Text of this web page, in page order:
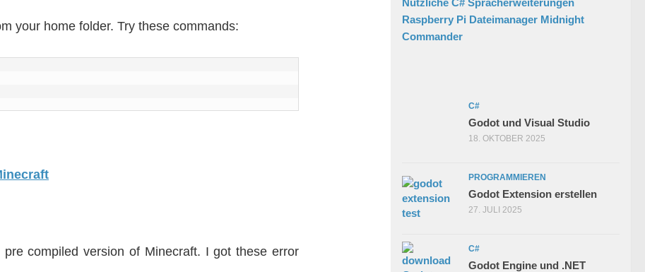
your home folder. Try these commands:
compiled version of Minecraft. I got these error
Nützliche C# Spracherweiterungen
Raspberry Pi Dateimanager Midnight
Commander
C#
Godot und Visual Studio
18. OKTOBER 2025
PROGRAMMIEREN
Godot Extension erstellen
27. JULI 2025
C#
Godot Engine und .NET